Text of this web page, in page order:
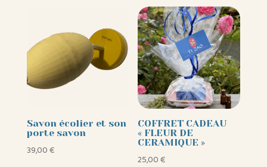
Savon écolier et son
porte savon
39,00€
COFFRET CADEAU
« FLEUR DE
CERAMIQUE »
25,00€